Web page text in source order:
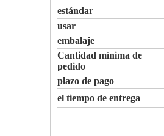
estándar
usar
embalaje
Cantidad mínima de
pedido
plazo de pago
el tiempo de entrega